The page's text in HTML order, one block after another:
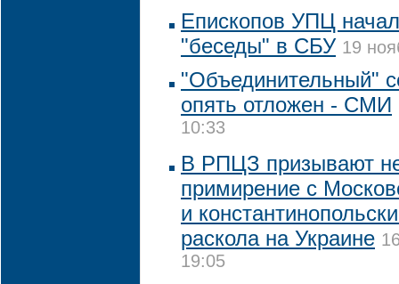
Епископов УПЦ
"беседы" в СБУ 19
"Объединительный"
опять отложен - СМИ
10:33
В РПЦЗ призывают
примирение с
и
раскола на Украине
19:05